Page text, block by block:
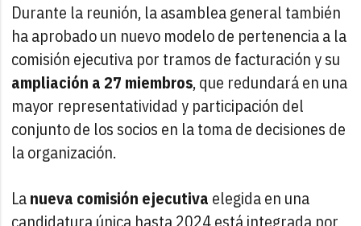
Durante la reunión, la asamblea general también
ha aprobado un nuevo modelo de pertenencia a la
comisión ejecutiva por tramos de facturación y su
ampliación a 27 miembros, que redundará en una
mayor representatividad y participación del
conjunto de los socios en la toma de decisiones de
la organización.
Lanueva comisión ejecutiva elegida en una
candidatura única hasta 2024 está integrada por